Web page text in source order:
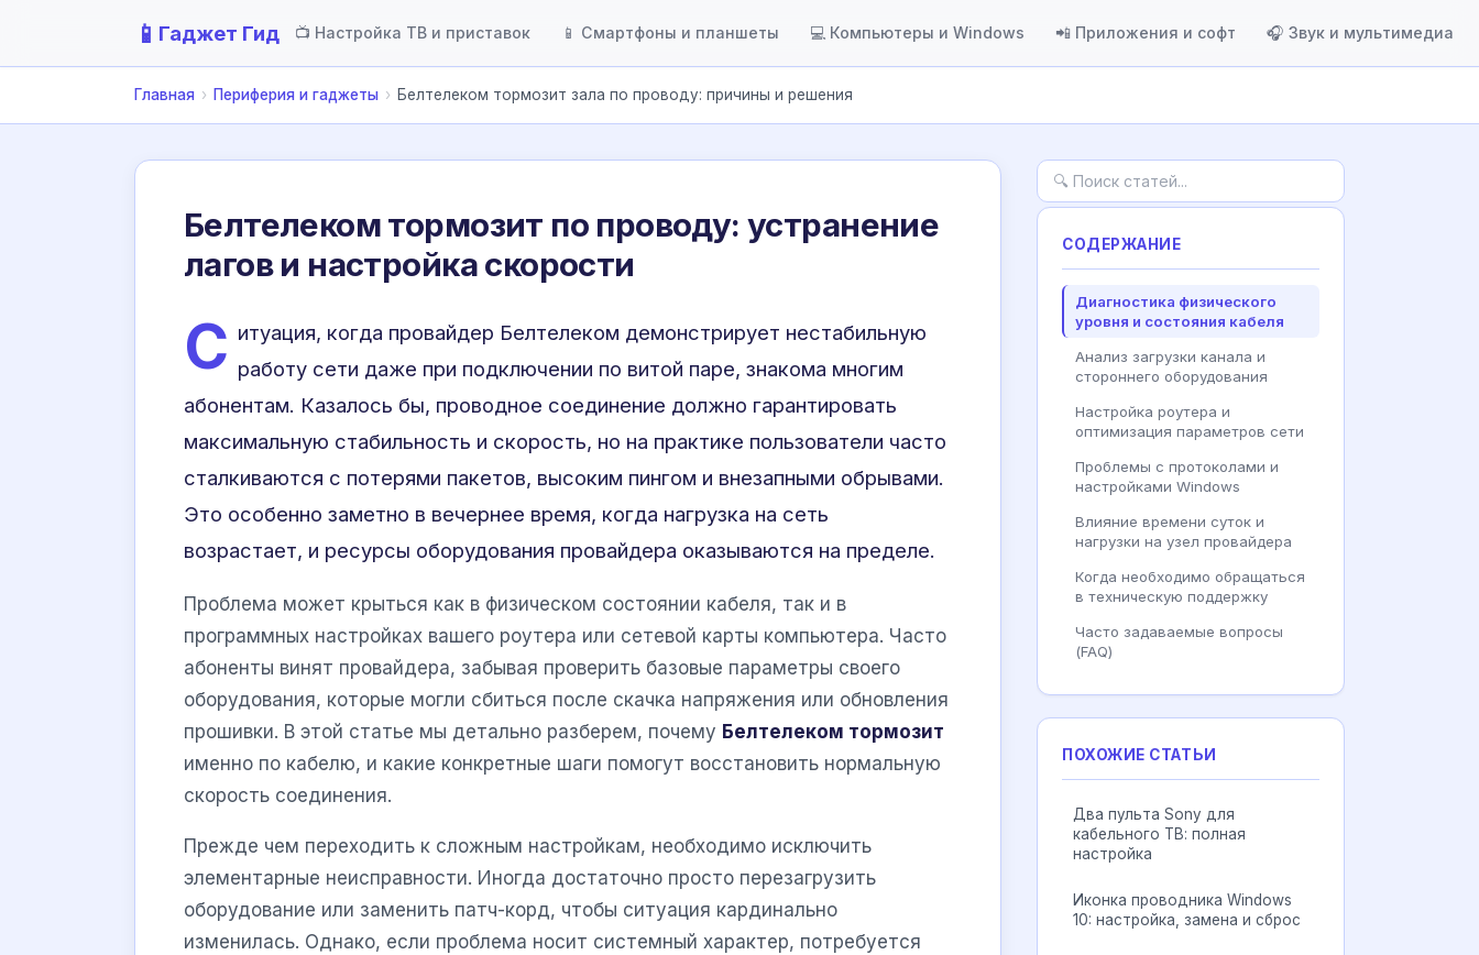
📱 Гаджет Гид 📺 Настройка ТВ и приставок 📱 Смартфоны и планшеты 💻 Компьютеры и Windows 📲 Приложения и софт 🎧 Звук и мультимедиа
Главная › Периферия и гаджеты › Белтелеком тормозит зала по проводу: причины и решения
Белтелеком тормозит по проводу: устранение
лагов и настройка скорости
С итуация, когда провайдер Белтелеком демонстрирует нестабильную
работу сети даже при подключении по витой паре, знакома многим
абонентам. Казалось бы, проводное соединение должно гарантировать
максимальную стабильность и скорость, но на практике пользователи часто
сталкиваются с потерями пакетов, высоким пингом и внезапными обрывами.
Это особенно заметно в вечернее время, когда нагрузка на сеть
возрастает, и ресурсы оборудования провайдера оказываются на пределе.
Проблема может крыться как в физическом состоянии кабеля, так и в
программных настройках вашего роутера или сетевой карты компьютера. Часто
абоненты винят провайдера, забывая проверить базовые параметры своего
оборудования, которые могли сбиться после скачка напряжения или обновления
прошивки. В этой статье мы детально разберем, почему Белтелеком тормозит
именно по кабелю, и какие конкретные шаги помогут восстановить нормальную
скорость соединения.
Прежде чем переходить к сложным настройкам, необходимо исключить
элементарные неисправности. Иногда достаточно просто перезагрузить
оборудование или заменить патч-корд, чтобы ситуация кардинально
изменилась. Однако, если проблема носит системный характер, потребуется
СОДЕРЖАНИЕ
Диагностика физического
уровня и состояния кабеля
Анализ загрузки канала и
стороннего оборудования
Настройка роутера и
оптимизация параметров сети
Проблемы с протоколами и
настройками Windows
Влияние времени суток и
нагрузки на узел провайдера
Когда необходимо обращаться
в техническую поддержку
Часто задаваемые вопросы
(FAQ)
ПОХОЖИЕ СТАТЬИ
Два пульта Sony для
кабельного ТВ: полная
настройка
Иконка проводника Windows
10: настройка, замена и сброс